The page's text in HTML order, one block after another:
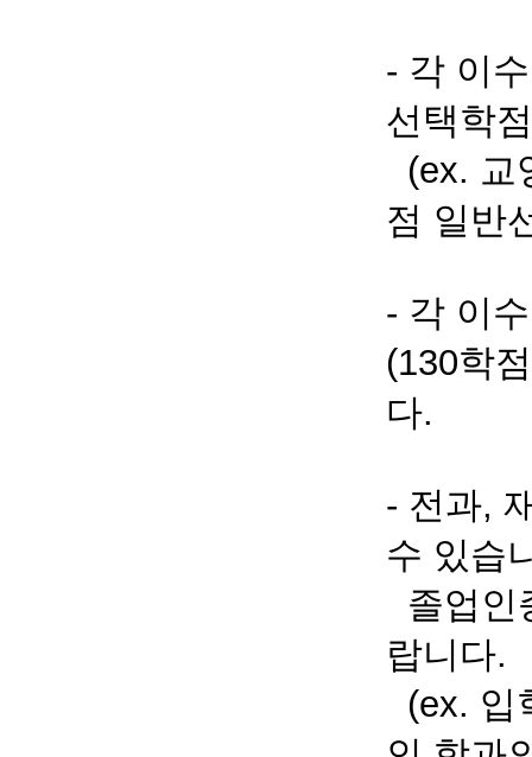
- 각 이
선택학
(ex. 교
점 일반
- 각 이
(130학
다.
- 전과,
수 있습
졸업인
랍니다.
(ex. 입